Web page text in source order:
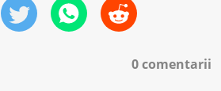
0 comentarii